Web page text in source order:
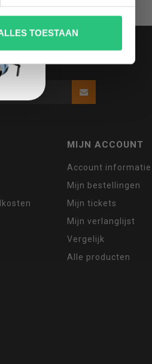
TOESTAAN
MIJN ACCOUNT
Account informatie
Mijn bestellingen
Mijn tickets
Mijn verlanglijst
Vergelijk
Alle producten